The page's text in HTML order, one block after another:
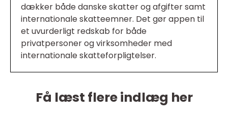
dækker både danske skatter og afgifter samt
internationale skatteemner. Det gør appen til
et uvurderligt redskab for både
privatpersoner og virksomheder med
internationale skatteforpligtelser.
Få læst flere indlæg her